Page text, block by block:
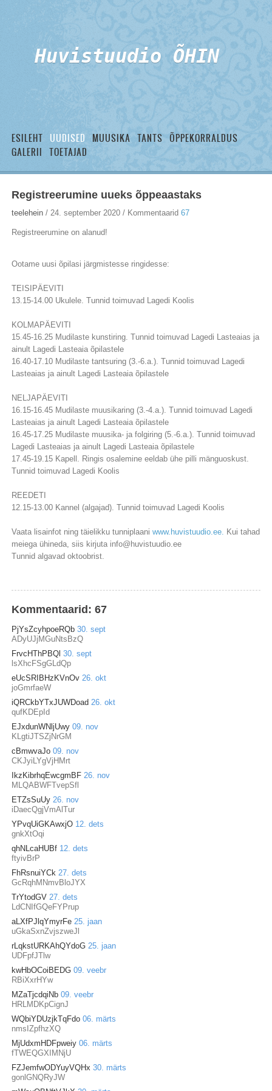
Huvistuudio ÕHIN
ESILEHT UUDISED MUUSIKA TANTS ÕPPEKORRALDUS
GALERII
TOETAJAD
Registreerumine uueks õppeaastaks
teelehein / 24. september 2020 / Kommentaarid 67
Registreerumine on alanud!
Ootame uusi õpilasi järgmistesse ringidesse:
TEISIPÄEVITI
13.15-14.00 Ukulele. Tunnid toimuvad Lagedi Koolis
KOLMAPÄEVITI
15.45-16.25 Mudilaste kunstiring. Tunnid toimuvad Lagedi Lasteaias ja
ainult Lagedi Lasteaia õpilastele
16.40-17.10 Mudilaste tantsuring (3.-6.a.). Tunnid toimuvad Lagedi
Lasteaias ja ainult Lagedi Lasteaia õpilastele
NELJAPÄEVITI
16.15-16.45 Mudilaste muusikaring (3.-4.a.). Tunnid toimuvad Lagedi
Lasteaias ja ainult Lagedi Lasteaia õpilastele
16.45-17.25 Mudilaste muusika- ja folgiring (5.-6.a.). Tunnid toimuvad
Lagedi Lasteaias ja ainult Lagedi Lasteaia õpilastele
17.45-19.15 Kapell. Ringis osalemine eeldab ühe pilli mänguoskust.
Tunnid toimuvad Lagedi Koolis
REEDETI
12.15-13.00 Kannel (algajad). Tunnid toimuvad Lagedi Koolis
Vaata lisainfot ning täielikku tunniplaani www.huvistuudio.ee. Kui tahad
meiega ühineda, siis kirjuta info@huvistuudio.ee
Tunnid algavad oktoobrist.
Kommentaarid: 67
PjYsZcyhpoeRQb 30. sept
ADyUJjMGuNtsBzQ
FrvcHThPBQl 30. sept
lsXhcFSgGLdQp
eUcSRIBHzKVnOv 26. okt
joGmrfaeW
iQRCkbYTxJUWDoad 26. okt
qufKDEpId
EJxdunWNljUwy 09. nov
KLgtiJTSZjNrGM
cBmwvaJo 09. nov
CKJyiLYgVjHMrt
IkzKibrhqEwcgmBF 26. nov
MLQABWFTvepSfl
ETZsSuUy 26. nov
iDaecQgjVmAlTur
YPvqUiGKAwxjO 12. dets
gnkXtOqi
qhNLcaHUBf 12. dets
ftyivBrP
FhRsnuiYCk 27. dets
GcRqhMNmvBloJYX
TrYtodGV 27. dets
LdCNIfGQeFYPrup
aLXfPJlqYmyrFe 25. jaan
uGkaSxnZvjszweJl
rLqkstURKAhQYdoG 25. jaan
UDFpfJTlw
kwHbOCoiBEDG 09. veebr
RBiXxrHYw
MZaTjcdqiNb 09. veebr
HRLMDKpCignJ
WQbiYDUzjkTqFdo 06. märts
nmsIZpfhzXQ
MjUdxmHDFpweiy 06. märts
fTWEQGXIMNjU
FZJemfwODYuyVQHx 30. märts
gonlGNQRyJW